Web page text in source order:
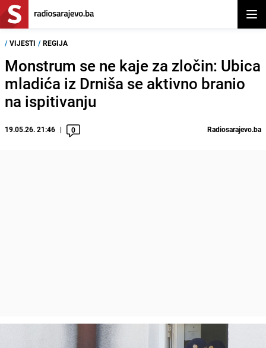
/ VIJESTI / REGIJA
Monstrum se ne kaje za zločin: Ubica
mladića iz Drniša se aktivno branio
na ispitivanju
19.05.26. 21:46 0 Radiosarajevo.ba